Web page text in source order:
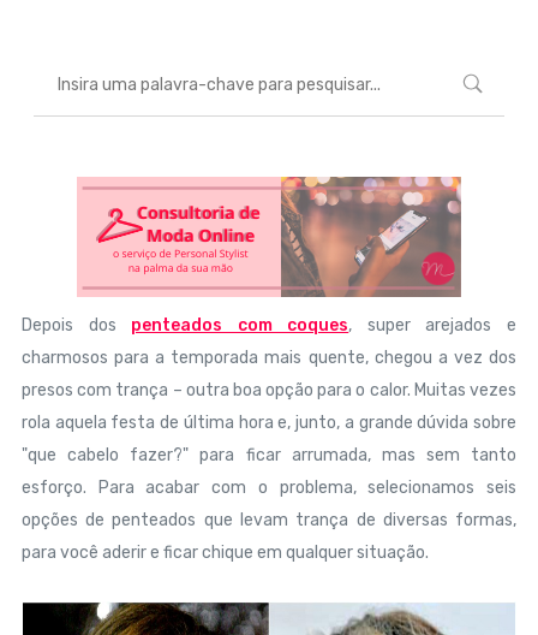
Depois dos penteados com coques, super arejados e
charmosos para a temporada mais quente, chegou a vez dos
presos com trança – outra boa opção para o calor. Muitas vezes
rola aquela festa de última hora e, junto, a grande dúvida sobre
"que cabelo fazer?" para ficar arrumada, mas sem tanto
esforço. Para acabar com o problema, selecionamos seis
opções de penteados que levam trança de diversas formas,
para você aderir e ficar chique em qualquer situação.